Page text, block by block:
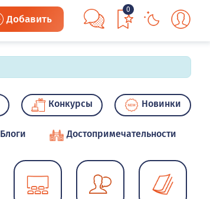
Добавить
0
Конкурсы Новинки
Блоги Достопримечательности